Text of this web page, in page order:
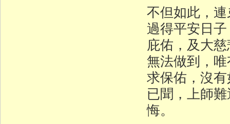
不但如此，
過得平安日
庇佑，及大
無法做到，
求保佑，沒
已聞，上師
悔。